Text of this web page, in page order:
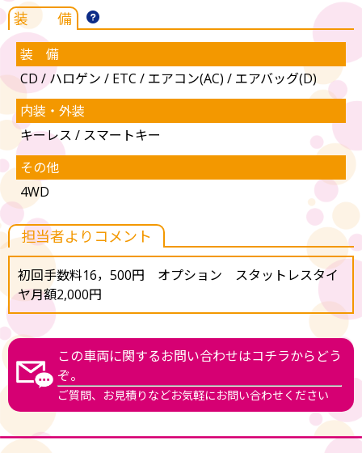
装 備
装 備
CD / ハロゲン / ETC / エアコン(AC) / エアバッグ(D)
内装・外装
キーレス / スマートキー
その他
4WD
担当者よりコメント
初回手数料16，500円 オプション スタットレスタイ
ヤ月額2,000円
この車両に関するお問い合わせはコチラからどう
ぞ。
ご質問、お見積りなどお気軽にお問い合わせください